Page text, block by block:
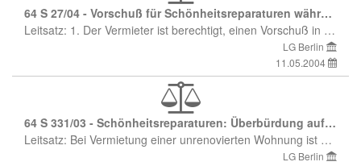
64 S 27/04 - Vorschuß für Schönheitsreparaturen während des Mietverhältnisses
Leitsatz: 1. Der Vermieter ist berechtigt, einen Vorschuß in Höhe der erforderlichen Renovierungskosten zu fordern, wenn der Mieter sich bei fortbestehendem Mietverhältnis mit der Durchführung der Schönheitsreparaturen in Verzug befindet. 2. Eine Substanzgefährdung oder der Ablauf eines Fristenplans sind nicht erforderlich.
LG Berlin
11.05.2004
64 S 331/03 - Schönheitsreparaturen: Überbürdung auf Mieter bei Übergabe unrenovierter Wohnung trotz Vereinbarung Vormieter/Mieter unwirksam
Leitsatz: Bei Vermietung einer unrenovierten Wohnung ist eine die Schönheitsreparaturen auf den Mieter überwälzende Klausel, wonach der Mieter alle je nach dem Grad der Abnutzung oder Beschädigung erforderlichen Arbeiten ausführen muß - ohne daß diese auf die Dauer des Mietverhältnisses beschränkt werden -, auch dann unwirksam, wenn der Mieter sich gegenüber dem Vormieter zu Schönheitsreparaturen verpflichtet und dieser in Erfüllung dieser Vereinbarung auch nach Beginn des Mietverhältnisses ausgeführt hat.
LG Berlin